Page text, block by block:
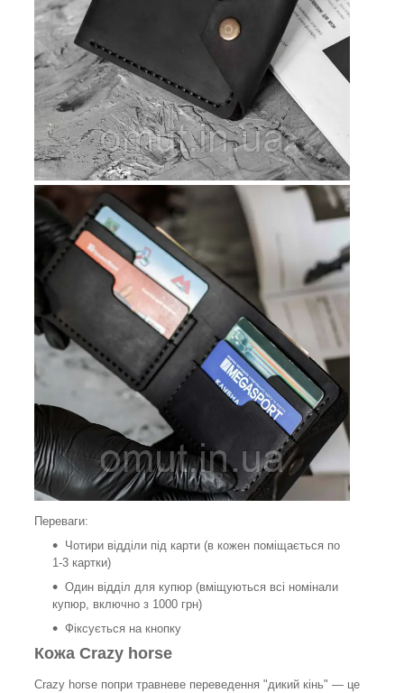
Переваги:
Чотири відділи під карти (в кожен поміщається по
1-3 картки)
Один відділ для купюр (вміщуються всі номінали
купюр, включно з 1000 грн)
Фіксується на кнопку
Кожа Crazy horse
Crazy horse попри травневе переведення "дикий кінь" — це